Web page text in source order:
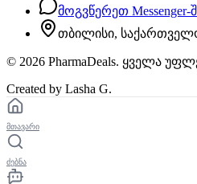
მოგვწერეთ Messenger-
თბილისი,
© 2026 PharmaDeals. ყველა
Created by Lasha G.
მთავარი
ძებნა